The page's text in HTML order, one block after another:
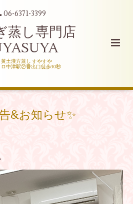
06-6371-3399
蒸し専門店
黄土漢方蒸し すやすや
ロ中津駅②番出口徒歩30秒
&お知らせ✨